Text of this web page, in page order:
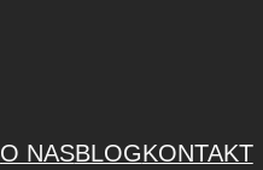
O NASBLOGKONTAKT